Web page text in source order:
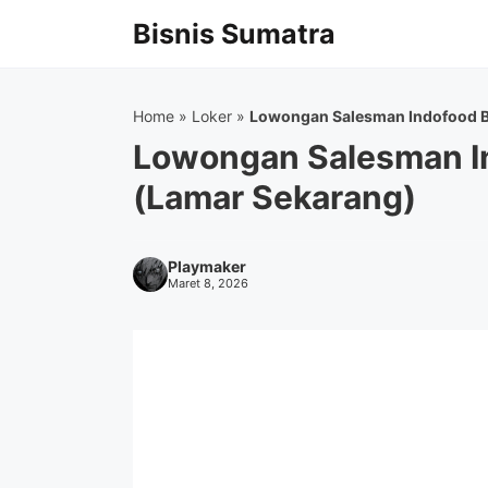
Bisnis Sumatra
Home » Loker » Lowongan Salesman Indofood
Lowongan Salesman
(Lamar Sekarang)
Playmaker
Maret 8, 2026